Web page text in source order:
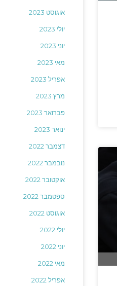
אוגוסט 2023
יולי 2023
יוני 2023
מאי 2023
אפריל 2023
מרץ 2023
פברואר 2023
ינואר 2023
דצמבר 2022
נובמבר 2022
אוקטובר 2022
ספטמבר 2022
אוגוסט 2022
יולי 2022
יוני 2022
מאי 2022
אפריל 2022